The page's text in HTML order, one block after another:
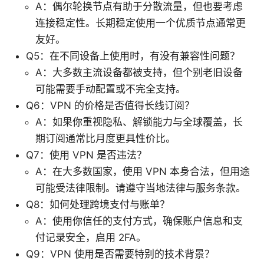
A：偶尔轮换节点有助于分散流量，但也要考虑
连接稳定性。长期稳定使用一个优质节点通常更
友好。
Q5：在不同设备上使用时，有没有兼容性问题？
A：大多数主流设备都被支持，但个别老旧设备
可能需要手动配置或不完全支持。
Q6：VPN 的价格是否值得长线订阅？
A：如果你重视隐私、解锁能力与全球覆盖，长
期订阅通常比月度更具性价比。
Q7：使用 VPN 是否违法？
A：在大多数国家，使用 VPN 本身合法，但用途
可能受法律限制。请遵守当地法律与服务条款。
Q8：如何处理跨境支付与账单？
A：使用你信任的支付方式，确保账户信息和支
付记录安全，启用 2FA。
Q9：VPN 使用是否需要特别的技术背景？